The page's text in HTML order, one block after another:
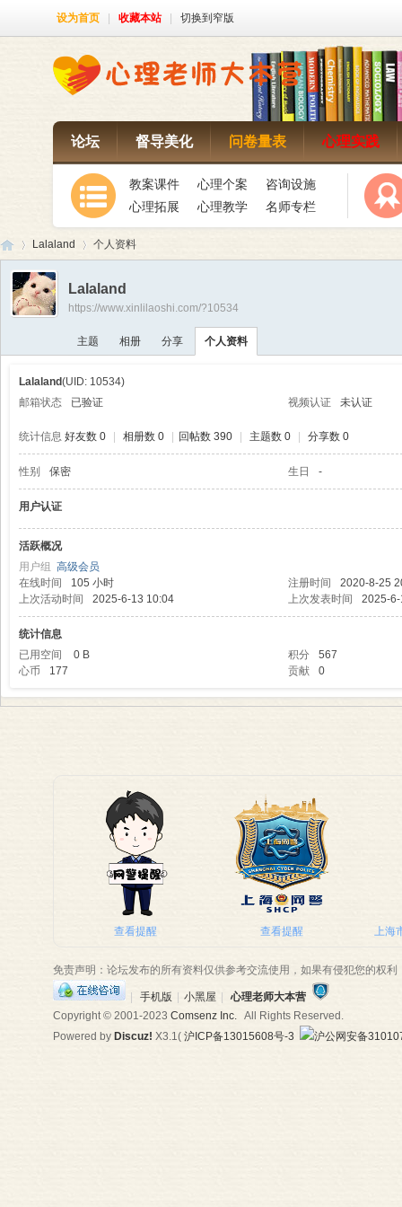
设为首页 收藏本站 切换到窄版
论坛 督导美化 问卷量表 心理实践
教案课件 心理个案
咨询设施
心理拓展
心理教学 名师专栏
›
Lalaland 个人资料
Lalaland
https://www.xinlilaoshi.com/?10534
主题 相册 分享 个人资料
Lalaland(UID: 10534)
邮箱状态
已验证 视频认证 未认证
统计信息 好友数 0 相册数 0 回帖数 390 主题数 0 分享数 0
性别 保密 生日 -
用户认证
活跃概况
用户组 高级会员
在线时间
105 小时 注册时间
2020-8-25
上次活动时间
2025-6-13 10:04 上次发表时间 2025-
统计信息
已用空间
0 B 积分
567
心币
177 贡献 0
查看提醒 查看提醒 上海
免责声明：论坛发布的所有资料仅供参考交流使用，如果有侵犯您的权
手机版 小黑屋
心理老师大本营
Copyright © 2001-2023 Comsenz Inc.All Rights Reserved.
Powered by Discuz! X3.1( 沪ICP备13015608号-3 沪公网安备